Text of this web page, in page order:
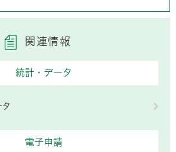
関連情報
統計・データ
電子申請